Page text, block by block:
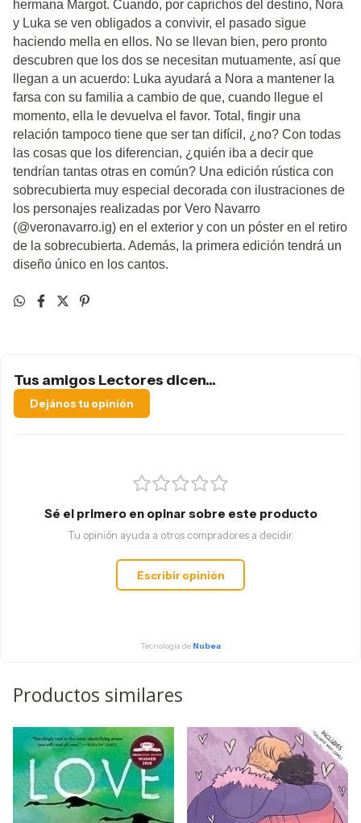
hermana Margot. Cuando, por caprichos del destino, Nora
y Luka se ven obligados a convivir, el pasado sigue
haciendo mella en ellos. No se llevan bien, pero pronto
descubren que los dos se necesitan mutuamente, así que
llegan a un acuerdo: Luka ayudará a Nora a mantener la
farsa con su familia a cambio de que, cuando llegue el
momento, ella le devuelva el favor. Total, fingir una
relación tampoco tiene que ser tan difícil, ¿no? Con todas
las cosas que los diferencian, ¿quién iba a decir que
tendrían tantas otras en común? Una edición rústica con
sobrecubierta muy especial decorada con ilustraciones de
los personajes realizadas por Vero Navarro
(@veronavarro.ig) en el exterior y con un póster en el retiro
de la sobrecubierta. Además, la primera edición tendrá un
diseño único en los cantos.
Tus amigos Lectores dicen...
Dejános tu opinión
Sé el primero en opinar sobre este producto
Tu opinión ayuda a otros compradores a decidir.
Escribir opinión
Tecnología de Nubea
Productos similares